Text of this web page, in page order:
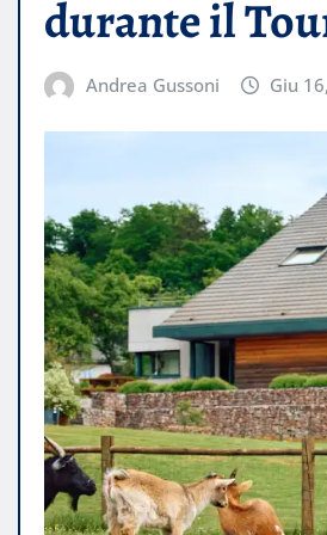
durante il
Andrea Gussoni Giu